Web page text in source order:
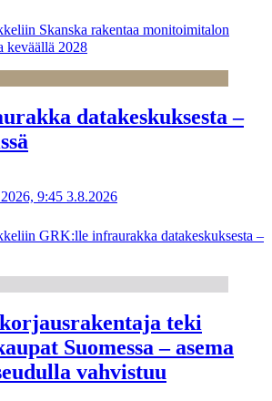
Skanska rakentaa monitoimitalon
keväällä 2028
datakeskuksesta –
9:45 3.8.2026
GRK:lle infraurakka datakeskuksesta –
teki
Suomessa – asema
vahvistuu